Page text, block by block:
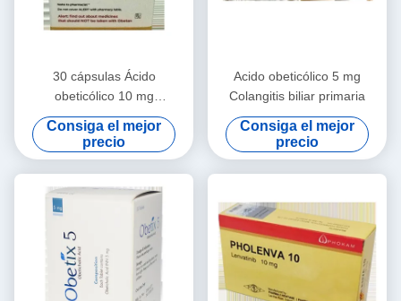
30 cápsulas Ácido
obeticólico 10 mg
Medicamento para cirrosis
biliar primaria
Consiga el mejor
precio
Acido obeticólico 5 mg
Colangitis biliar primaria
Consiga el mejor
precio